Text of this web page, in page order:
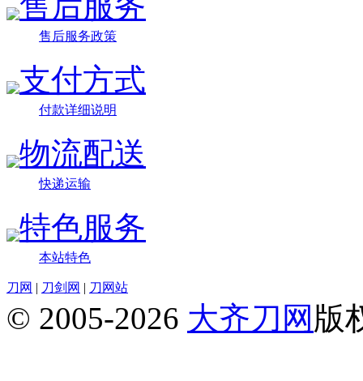
售后服务政策
支付方式
付款详细说明
物流配送
快递运输
特色服务
本站特色
刀网 | 刀剑网 | 刀网站
© 2005-2026 大齐刀网 版